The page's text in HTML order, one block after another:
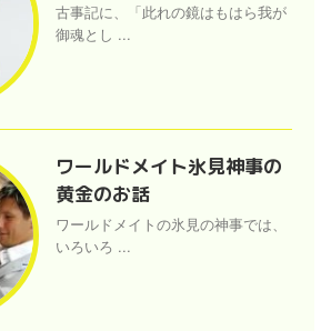
古事記に、「此れの鏡はもはら我が
御魂とし ...
ワールドメイト氷見神事の
黄金のお話
ワールドメイトの氷見の神事では、
いろいろ ...